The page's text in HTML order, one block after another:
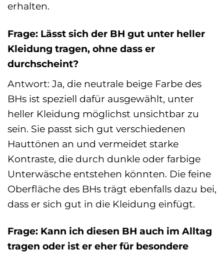
erhalten.
Frage: Lässt sich der BH gut unter heller
Kleidung tragen, ohne dass er
durchscheint?
Antwort: Ja, die neutrale beige Farbe des
BHs ist speziell dafür ausgewählt, unter
heller Kleidung möglichst unsichtbar zu
sein. Sie passt sich gut verschiedenen
Hauttönen an und vermeidet starke
Kontraste, die durch dunkle oder farbige
Unterwäsche entstehen könnten. Die feine
Oberfläche des BHs trägt ebenfalls dazu bei,
dass er sich gut in die Kleidung einfügt.
Frage: Kann ich diesen BH auch im Alltag
tragen oder ist er eher für besondere